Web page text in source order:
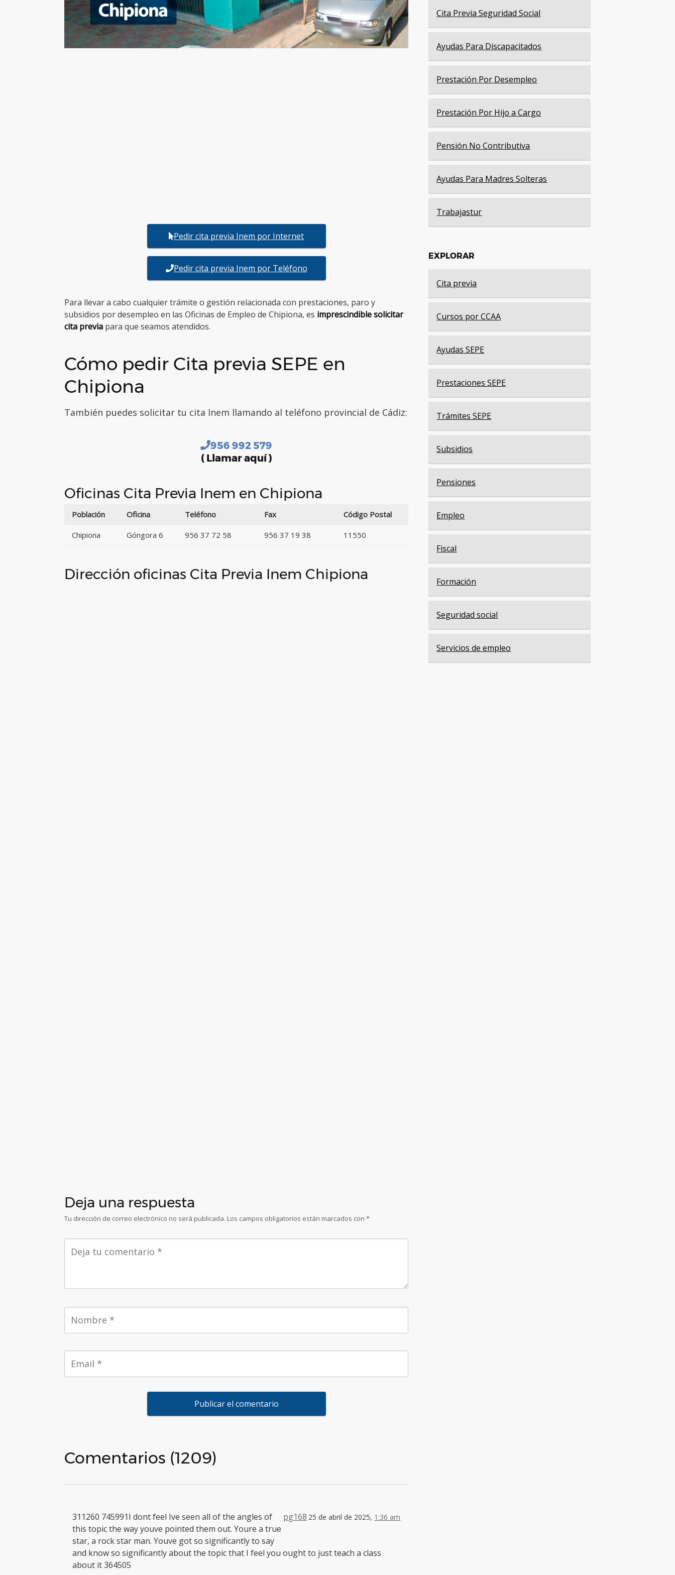
Pedir cita previa Inem por Internet
Pedir cita previa Inem por Teléfono
Para llevar a cabo cualquier trámite o gestión relacionada con prestaciones, paro y
subsidios por desempleo en las Oficinas de Empleo de Chipiona, es imprescindible solicitar
cita previa para que seamos atendidos.
Cómo pedir Cita previa SEPE en
Chipiona
También puedes solicitar tu cita Inem llamando al teléfono provincial de Cádiz:
956 992 579
( Llamar aquí )
Oficinas Cita Previa Inem en Chipiona
Población Oficina Teléfono Fax Código Postal
Chipiona Góngora 6 956 37 72 58 956 37 19 38 11550
Dirección oficinas Cita Previa Inem Chipiona
Deja una respuesta
Tu dirección de correo electrónico no será publicada. Los campos obligatorios están marcados con *
Comentarios (1209)
pg168 25 de abril de 2025, 1:36 am
311260 745991I dont feel Ive seen all of the angles of
this topic the way youve pointed them out. Youre a true
star, a rock star man. Youve got so significantly to say
and know so significantly about the topic that I feel you ought to just teach a class
about it 364505
Cita Previa Seguridad Social
Ayudas Para Discapacitados
Prestación Por Desempleo
Prestación Por Hijo a Cargo
Pensión No Contributiva
Ayudas Para Madres Solteras
Trabajastur
EXPLORAR
Cita previa
Cursos por CCAA
Ayudas SEPE
Prestaciones SEPE
Trámites SEPE
Subsidios
Pensiones
Empleo
Fiscal
Formación
Seguridad social
Servicios de empleo